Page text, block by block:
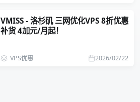
VMISS - 洛杉矶 三网优化VPS 8折优惠
补货 4加元/月起！
2026/02/22
VPS优惠